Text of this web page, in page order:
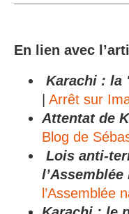
En lien avec
Karachi : la
Arrêt sur
Attentat de
Blog de
Lois anti-
l’Assemblée
l’Assemblée